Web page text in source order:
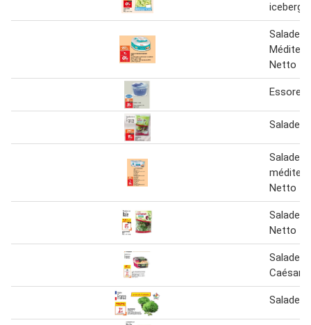
iceberg
Salade
Netto
Salade
Salade
Netto
Salade
Netto
Salade
Caésar
Salade